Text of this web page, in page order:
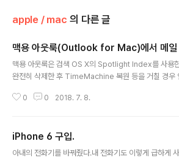
apple / mac 의 다른 글
맥용 아웃룩(Outlook for Mac)에서 메일
맥용 아웃룩은 검색 OS X의 Spotlight Index를 사용
완전히 삭제한 후 TimeMachine 복원 등을 거칠 경우
utlook을 종료(cmd+q) 한 후, Finder > Utility >
k Spotlight Importer.mdimporter" -d1 "/Users/
y/Group Containers/..
0 0 2018. 7. 8.
iPhone 6 구입.
아내의 전화기를 바꿔줬다.내 전화기도 이렇게 급하게 사